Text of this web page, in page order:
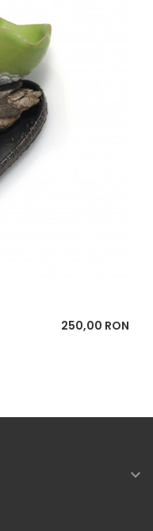
Pret
250,00 RON
